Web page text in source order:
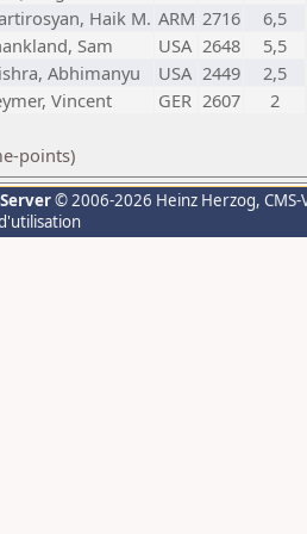
Haik M. ARM 2716
6,5
Sam USA 2648
5,5
Abhimanyu USA 2449
2,5
Vincent GER 2607
2
points)
© 2006-2026 Heinz Herzog,